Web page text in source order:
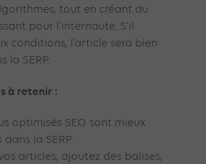
tout en créant du
pour l’internaute. S’il
conditions, l’article sera bien
la SERP.
à retenir :
optimisés SEO sont mieux
la SERP.
articles, ajoutez des balises,